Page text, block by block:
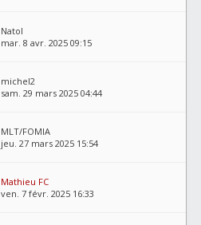
Natol
mar. 8 avr. 2025 09:15
michel2
sam. 29 mars 2025 04:44
MLT/FOMIA
jeu. 27 mars 2025 15:54
Mathieu FC
ven. 7 févr. 2025 16:33